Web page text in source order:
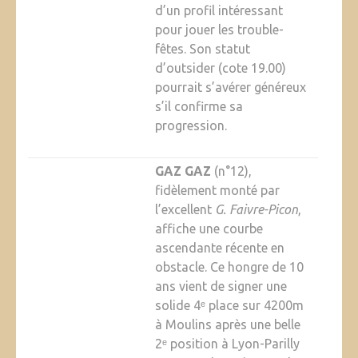
d’un profil intéressant
pour jouer les trouble-
fêtes. Son statut
d’outsider (cote 19.00)
pourrait s’avérer généreux
s’il confirme sa
progression.
GAZ GAZ (n°12),
fidèlement monté par
l’excellent G. Faivre-Picon,
affiche une courbe
ascendante récente en
obstacle. Ce hongre de 10
ans vient de signer une
solide 4ᵉ place sur 4200m
à Moulins après une belle
2ᵉ position à Lyon-Parilly